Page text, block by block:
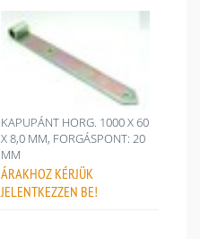
KAPUPÁNT HORG. 1000 X 60
X 8,0 MM, FORGÁSPONT: 20
MM
ÁRAKHOZ KÉRJÜK
JELENTKEZZEN BE!